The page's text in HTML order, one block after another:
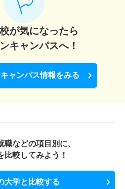
が気になったら
キャンパスへ！
ャンパス情報をみる
職などの項目別に、
比較してみよう！
大学と比較する